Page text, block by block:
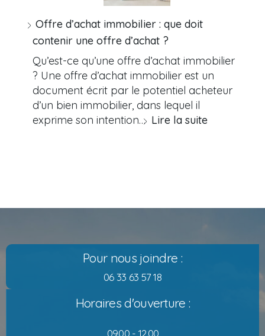
Offre d’achat immobilier : que doit
contenir une offre d’achat ?
Qu’est-ce qu’une offre d’achat immobilier
? Une offre d’achat immobilier est un
document écrit par le potentiel acheteur
d’un bien immobilier, dans lequel il
exprime son intention… Lire la suite
Pour nous joindre :
06 33 63 57 18
Horaires d'ouverture :
09.00 - 12.00